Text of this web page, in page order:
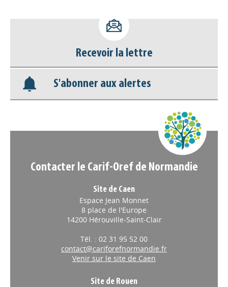
Nos veilles Scoop.it
Appels à projets
Recevoir la lettre
S'abonner aux alertes
Contacter le Carif-Oref de Normandie
Site de Caen
Espace Jean Monnet
8 place de l'Europe
14200 Hérouville-Saint-Clair
Tél. : 02 31 95 52 00
contact@cariforefnormandie.fr
Venir sur le site de Caen
Site de Rouen